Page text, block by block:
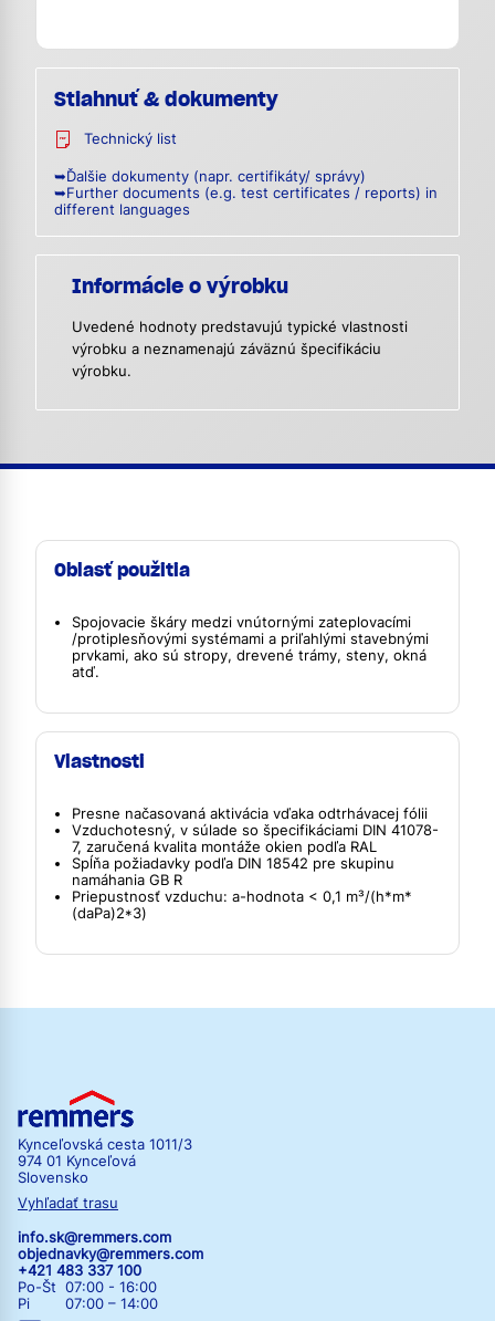
Stiahnuť & dokumenty
Technický list
➥Ďalšie dokumenty (napr. certifikáty/ správy)
➥Further documents (e.g. test certificates / reports) in
different languages
Informácie o výrobku
Uvedené hodnoty predstavujú typické vlastnosti
výrobku a neznamenajú záväznú špecifikáciu
výrobku.
Oblasť použitia
Spojovacie škáry medzi vnútornými zateplovacími
/protiplesňovými systémami a priľahlými stavebnými
prvkami, ako sú stropy, drevené trámy, steny, okná
atď.
Vlastnosti
Presne načasovaná aktivácia vďaka odtrhávacej fólii
Vzduchotesný, v súlade so špecifikáciami DIN 41078-
7, zaručená kvalita montáže okien podľa RAL
Spĺňa požiadavky podľa DIN 18542 pre skupinu
namáhania GB R
Priepustnosť vzduchu: a-hodnota < 0,1 m³/(h*m*
(daPa)2*3)
Kynceľovská cesta 1011/3
974 01 Kynceľová
Slovensko
Vyhľadať trasu
info.sk@remmers.com
objednavky@remmers.com
+421 483 337 100
Po-Št 07:00 - 16:00
Pi 07:00 – 14:00